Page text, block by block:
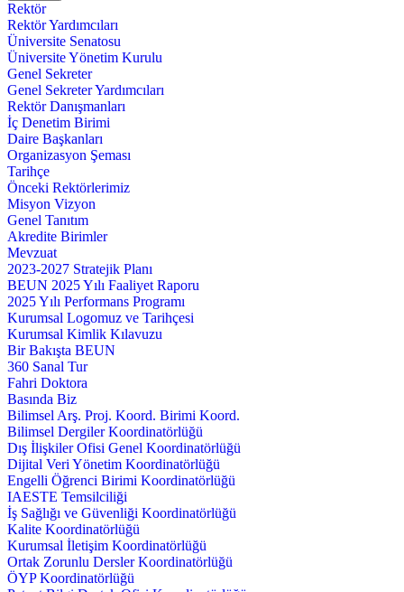
Rektör
Rektör Yardımcıları
Üniversite Senatosu
Üniversite Yönetim Kurulu
Genel Sekreter
Genel Sekreter Yardımcıları
Rektör Danışmanları
İç Denetim Birimi
Daire Başkanları
Organizasyon Şeması
Tarihçe
Önceki Rektörlerimiz
Misyon Vizyon
Genel Tanıtım
Akredite Birimler
Mevzuat
2023-2027 Stratejik Planı
BEUN 2025 Yılı Faaliyet Raporu
2025 Yılı Performans Programı
Kurumsal Logomuz ve Tarihçesi
Kurumsal Kimlik Kılavuzu
Bir Bakışta BEUN
360 Sanal Tur
Fahri Doktora
Basında Biz
Bilimsel Arş. Proj. Koord. Birimi Koord.
Bilimsel Dergiler Koordinatörlüğü
Dış İlişkiler Ofisi Genel Koordinatörlüğü
Dijital Veri Yönetim Koordinatörlüğü
Engelli Öğrenci Birimi Koordinatörlüğü
IAESTE Temsilciliği
İş Sağlığı ve Güvenliği Koordinatörlüğü
Kalite Koordinatörlüğü
Kurumsal İletişim Koordinatörlüğü
Ortak Zorunlu Dersler Koordinatörlüğü
ÖYP Koordinatörlüğü